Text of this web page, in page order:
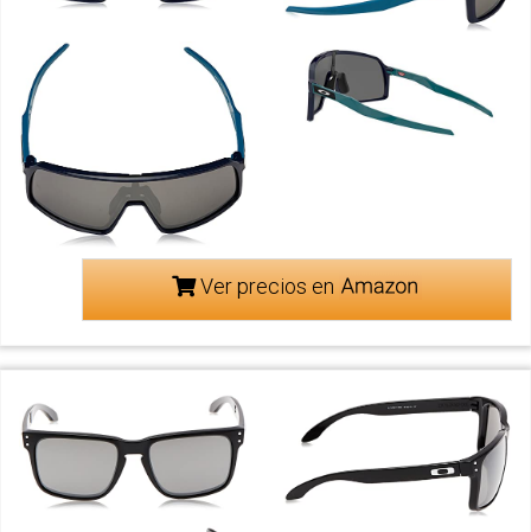
Ver precios en